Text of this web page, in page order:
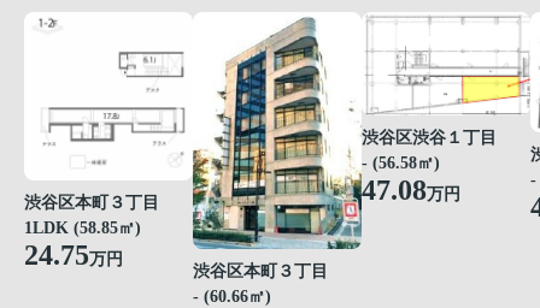
渋谷区本町３丁目
1LDK (58.85㎡)
24.75万円
渋谷区本町３丁目
- (60.66㎡)
渋谷区渋谷１丁目
- (56.58㎡)
47.08万円
-